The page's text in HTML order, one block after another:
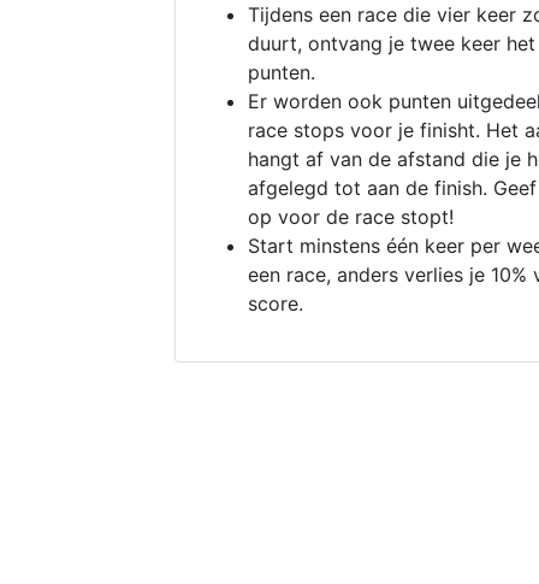
Tijdens een race die vier keer
duurt, ontvang je twee keer
punten.
Er worden ook punten
race stops voor je finisht. Het
hangt af van de afstand die je
afgelegd tot aan de finish.
op voor de race stopt!
Start minstens één keer per
een race, anders verlies je 10%
score.